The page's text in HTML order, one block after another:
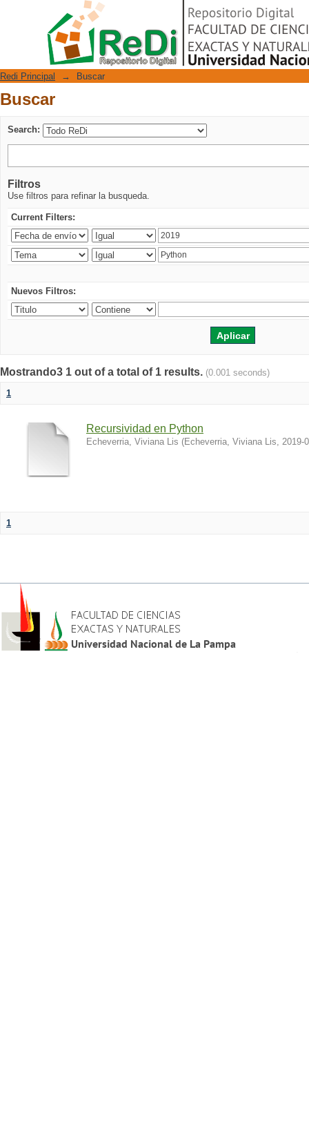
Repositorio Digital
Redi Principal → Buscar
Buscar
Search:
Filtros
Use filtros para refinar la busqueda.
Current Filters:
Nuevos Filtros:
Mostrando3 1 out of a total of 1 results. (0.001 seconds)
1
Recursividad en Python
Echeverria, Viviana Lis (Echeverria, Viviana Lis, 2019-
1